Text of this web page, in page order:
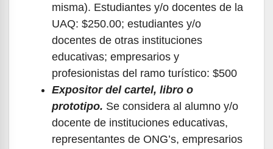
misma). Estudiantes y/o docentes de la
UAQ: $250.00; estudiantes y/o
docentes de otras instituciones
educativas; empresarios y
profesionistas del ramo turístico: $500
Expositor del cartel, libro o
prototipo. Se considera al alumno y/o
docente de instituciones educativas,
representantes de ONG’s, empresarios